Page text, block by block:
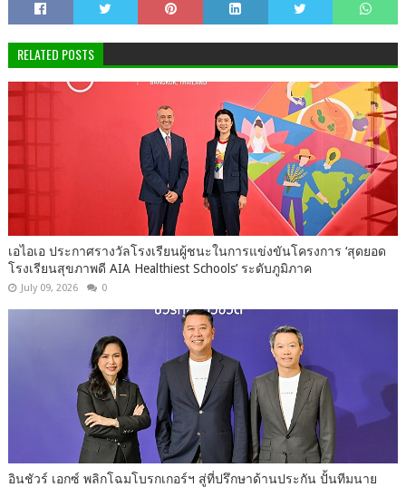
RELATED POSTS
เอไอเอ ประกาศรางวัลโรงเรียนผู้ชนะในการแข่งขันโครงการ ‘สุดยอด
โรงเรียนสุขภาพดี AIA Healthiest Schools’ ระดับภูมิภาค
July 09, 2026 0
อินชัวร์ เอกซ์ พลิกโฉมโบรกเกอร์ฯ สู่ที่ปรึกษาด้านประกัน ปั้นทีมนาย